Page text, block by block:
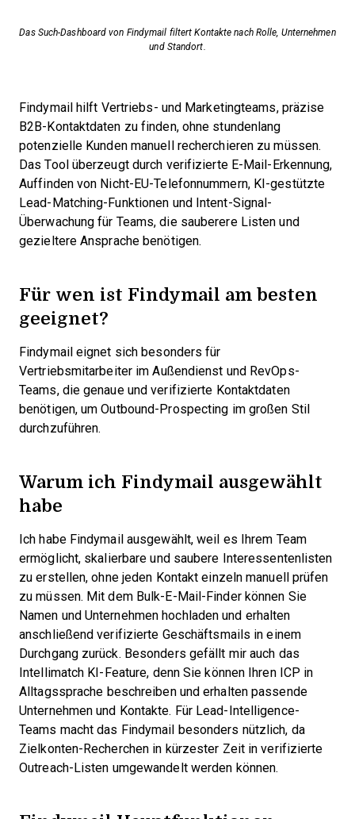
Das Such-Dashboard von Findymail filtert Kontakte nach Rolle, Unternehmen
und Standort.
Findymail hilft Vertriebs- und Marketingteams, präzise
B2B-Kontaktdaten zu finden, ohne stundenlang
potenzielle Kunden manuell recherchieren zu müssen.
Das Tool überzeugt durch verifizierte E-Mail-Erkennung,
Auffinden von Nicht-EU-Telefonnummern, KI-gestützte
Lead-Matching-Funktionen und Intent-Signal-
Überwachung für Teams, die sauberere Listen und
gezieltere Ansprache benötigen.
Für wen ist Findymail am besten
geeignet?
Findymail eignet sich besonders für
Vertriebsmitarbeiter im Außendienst und RevOps-
Teams, die genaue und verifizierte Kontaktdaten
benötigen, um Outbound-Prospecting im großen Stil
durchzuführen.
Warum ich Findymail ausgewählt
habe
Ich habe Findymail ausgewählt, weil es Ihrem Team
ermöglicht, skalierbare und saubere Interessentenlisten
zu erstellen, ohne jeden Kontakt einzeln manuell prüfen
zu müssen. Mit dem Bulk-E-Mail-Finder können Sie
Namen und Unternehmen hochladen und erhalten
anschließend verifizierte Geschäftsmails in einem
Durchgang zurück. Besonders gefällt mir auch das
Intellimatch KI-Feature, denn Sie können Ihren ICP in
Alltagssprache beschreiben und erhalten passende
Unternehmen und Kontakte. Für Lead-Intelligence-
Teams macht das Findymail besonders nützlich, da
Zielkonten-Recherchen in kürzester Zeit in verifizierte
Outreach-Listen umgewandelt werden können.